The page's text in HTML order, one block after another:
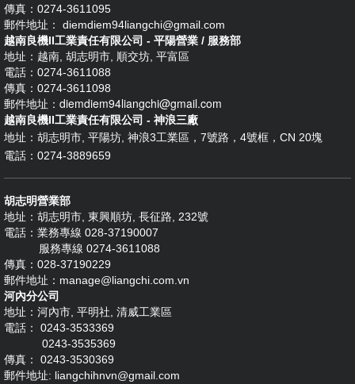
傳真：0274-3611095
郵件地址： diemdiem94liangchi@gmail.com
越南良機II工業責任有限公司 - 平陽營業 / 服務部
地址：越南, 胡志明市, 順交坊, 平富區
電話：0274-3611088
傳真：0274-3611098
郵件地址： diemdiem94liangchi@gmail.com
越南良機II工業責任有限公司 - 神浪三廠
地址： 胡志明市, 平陽坊, 神浪3工業區，7號路，4號框，CN 20塊
電話：0274-3889659
胡志明營業部
地址：胡志明市, 東興順坊, 長征路, 232號
電話：業務專線 028-37190007
服務專線 0274-3611088
傳真：028-37190229
郵件地址：manage@liangchi.com.vn
河內分公司
地址：河內市, 平明社, 清威工業區
電話： 0243-3533369
0243-3535369
傳真： 0243-3530369
郵件地址: liangchihnvn@gmail.com